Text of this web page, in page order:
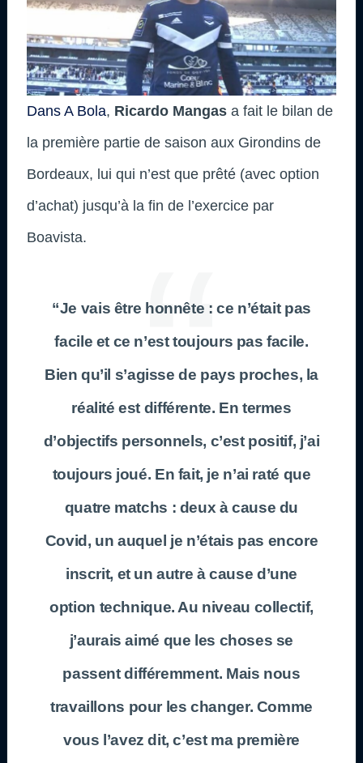
Dans A Bola, Ricardo Mangas a fait le bilan de
la première partie de saison aux Girondins de
Bordeaux, lui qui n’est que prêté (avec option
d’achat) jusqu’à la fin de l’exercice par
Boavista.
“Je vais être honnête : ce n’était pas
facile et ce n’est toujours pas facile.
Bien qu’il s’agisse de pays proches, la
réalité est différente. En termes
d’objectifs personnels, c’est positif, j’ai
toujours joué. En fait, je n’ai raté que
quatre matchs : deux à cause du
Covid, un auquel je n’étais pas encore
inscrit, et un autre à cause d’une
option technique. Au niveau collectif,
j’aurais aimé que les choses se
passent différemment. Mais nous
travaillons pour les changer. Comme
vous l’avez dit, c’est ma première